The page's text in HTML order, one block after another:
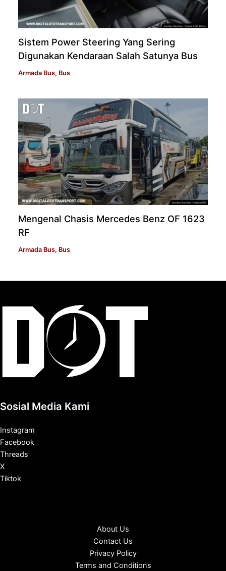
Sistem Power Steering Yang Sering
Digunakan Kendaraan Salah Satunya Bus
Armada Bus, Bus
Mengenal Chasis Mercedes Benz OF 1623
RF
Armada Bus, Bus
Sosial Media Kami
Instagram
Facebook
Threads
X
Tiktok
About Us
Contact Us
Privacy Policy
Terms and Conditions